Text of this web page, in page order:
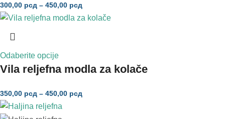
300,00 рсд – 450,00 рсд
Odaberite opcije
Vila reljefna modla za kolače
350,00 рсд – 450,00 рсд